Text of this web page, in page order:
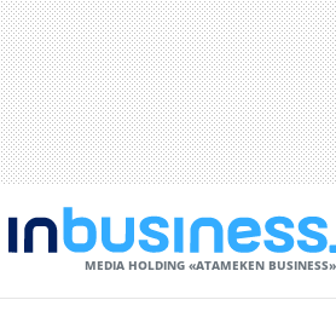
MEDIA HOLDING «ATAMEKЕN BUSINESS»